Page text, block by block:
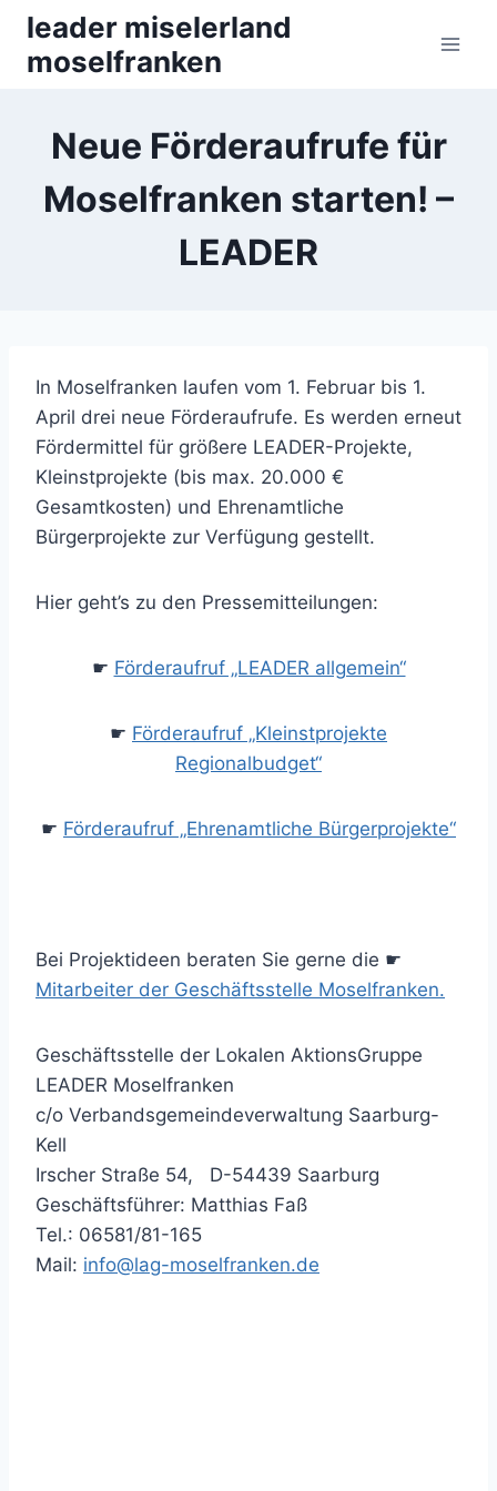
Zum
Inhalt
springen
leader miselerland
moselfranken
Neue Förderaufrufe für
Moselfranken starten! –
LEADER
In Moselfranken laufen vom 1. Februar bis 1.
April drei neue Förderaufrufe. Es werden erneut
Fördermittel für größere LEADER-Projekte,
Kleinstprojekte (bis max. 20.000 €
Gesamtkosten) und Ehrenamtliche
Bürgerprojekte zur Verfügung gestellt.
Hier geht’s zu den Pressemitteilungen:
☛ Förderaufruf „LEADER allgemein“
☛ Förderaufruf „Kleinstprojekte
Regionalbudget“
☛ Förderaufruf „Ehrenamtliche Bürgerprojekte“
Bei Projektideen beraten Sie gerne die ☛
Mitarbeiter der Geschäftsstelle Moselfranken.
Geschäftsstelle der Lokalen AktionsGruppe
LEADER Moselfranken
c/o Verbandsgemeindeverwaltung Saarburg-
Kell
Irscher Straße 54, D-54439 Saarburg
Geschäftsführer: Matthias Faß
Tel.: 06581/81-165
Mail: info@lag-moselfranken.de